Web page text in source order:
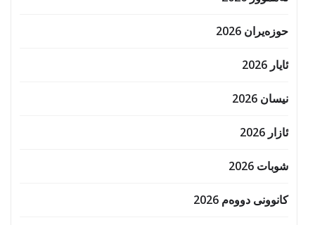
حوزه‌یران 2026
ئایار 2026
نیسان 2026
ئازار 2026
شوبات 2026
کانوونی دووەم 2026